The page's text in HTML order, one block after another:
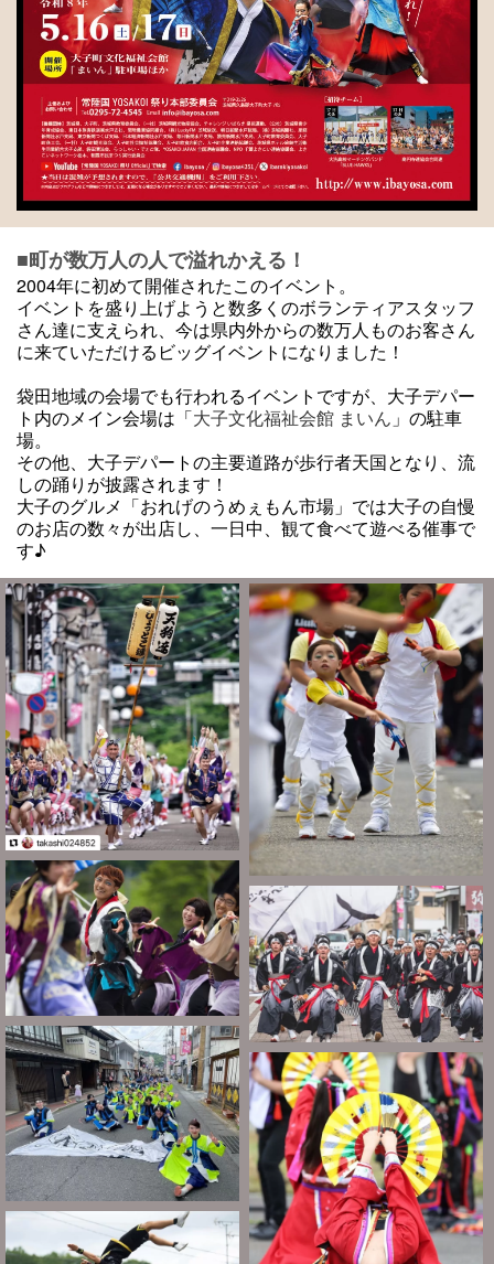
■町が数万人の人で溢れかえる！
2004年に初めて開催されたこのイベント。
イベントを盛り上げようと数多くのボランティアスタッフ
さん達に支えられ、今は県内外からの数万人ものお客さん
に来ていただけるビッグイベントになりました！
袋田地域の会場でも行われるイベントですが、大子デパー
ト内のメイン会場は「大子文化福祉会館 まいん 」の駐車
場。
その他、大子デパートの主要道路が歩行者天国となり、流
しの踊りが披露されます！
大子のグルメ「おれげのうめぇもん市場」では大子の自慢
のお店の数々が出店し、一日中、観て食べて遊べる催事で
す♪